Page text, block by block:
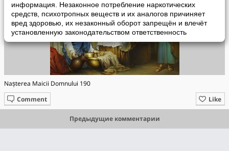
информация. Незаконное потребление наркотических
средств, психотропных веществ и их аналогов причиняет
вред здоровью, их незаконный оборот запрещён и влечёт
установленную законодательством ответственность
Nașterea Maicii Domnului 190
Like
Comment
Предыдущие комментарии